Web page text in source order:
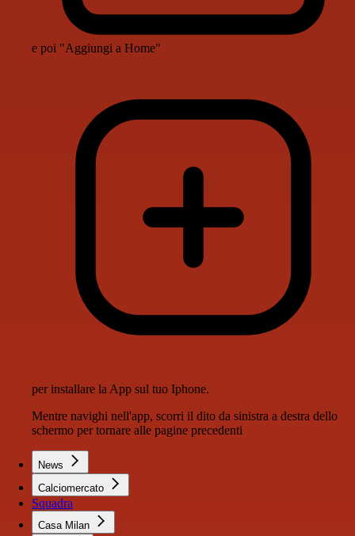
e poi "Aggiungi a Home"
per installare la App sul tuo Iphone.
Mentre navighi nell'app, scorri il dito da sinistra a destra dello
schermo per tornare alle pagine precedenti
News
Calciomercato
Squadra
Casa Milan